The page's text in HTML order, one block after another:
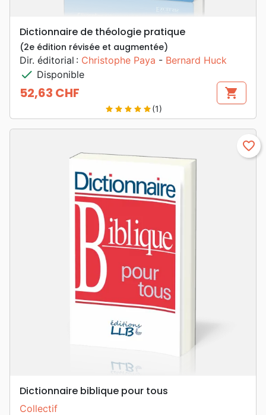
Dictionnaire de théologie pratique
(2e édition révisée et augmentée)
Dir. éditorial : Christophe Paya - Bernard Huck
check Disponible
Prix
52,63 CHF shopping_cart
star star star star star(1)
favorite_border
Dictionnaire biblique pour tous
Collectif